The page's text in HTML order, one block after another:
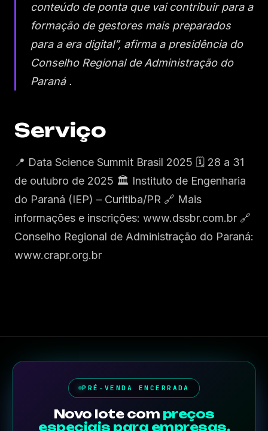
conteúdo de ponta que vai contribuir para a
formação de gestores mais preparados
para a era digital”, afirma a presidência do
Conselho Regional de Administração do
Paraná .
Serviço
📍 Data Science Summit Brasil 2025 🗓️ 28 a 31
de outubro de 2025 🏛️ Instituto de Engenharia
do Paraná (IEP) – Curitiba/PR 🔗 Mais
informações e inscrições: www.dssbr.com.br 🔗
Conselho Regional de Administração do Paraná:
www.crapr.org.br
PRÉ-VENDA ENCERRADA
Novo lote com preços
especiais para empresas.